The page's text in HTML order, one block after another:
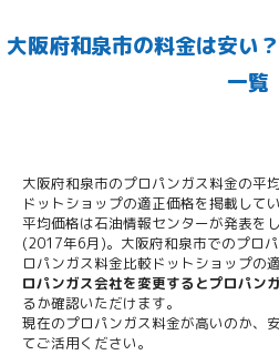
大阪府和泉市の料金は安い
一覧
大阪府和泉市のプロパンガス料金の平
ドットショップの適正価格を掲載してい
平均価格は石油情報センターが発表を
(2017年6月)。大阪府和泉市でのプロ
ロパンガス料金比較ドットショップの
ロパンガス会社を変更するとプロパン
るか確認いただけます。
現在のプロパンガス料金が高いのか、
てご活用ください。